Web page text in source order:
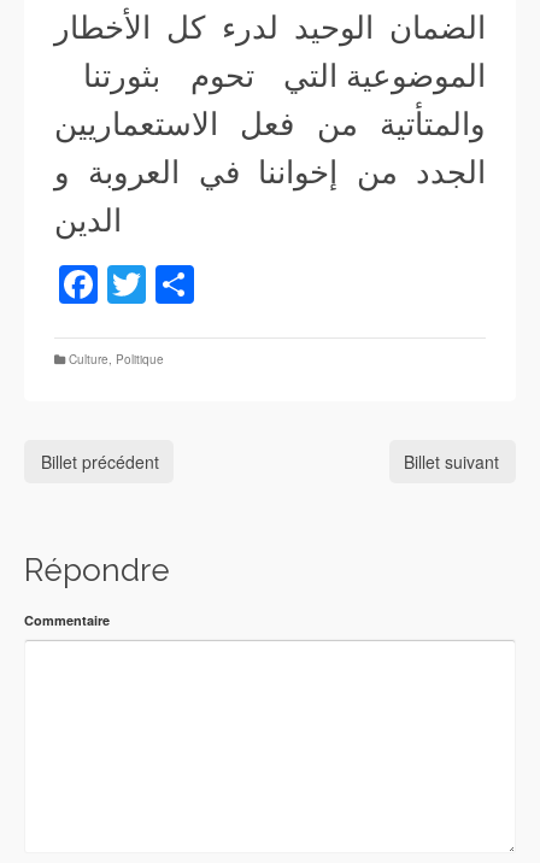
الضمان الوحيد لدرء كل الأخطار
الموضوعية التي تحوم بثورتنا
والمتأتية من فعل الاستعماريين
الجدد من إخواننا في العروبة و
الدين
Facebook
Twitter
Culture, Politique
Billet précédent Billet suivant
Répondre
Commentaire